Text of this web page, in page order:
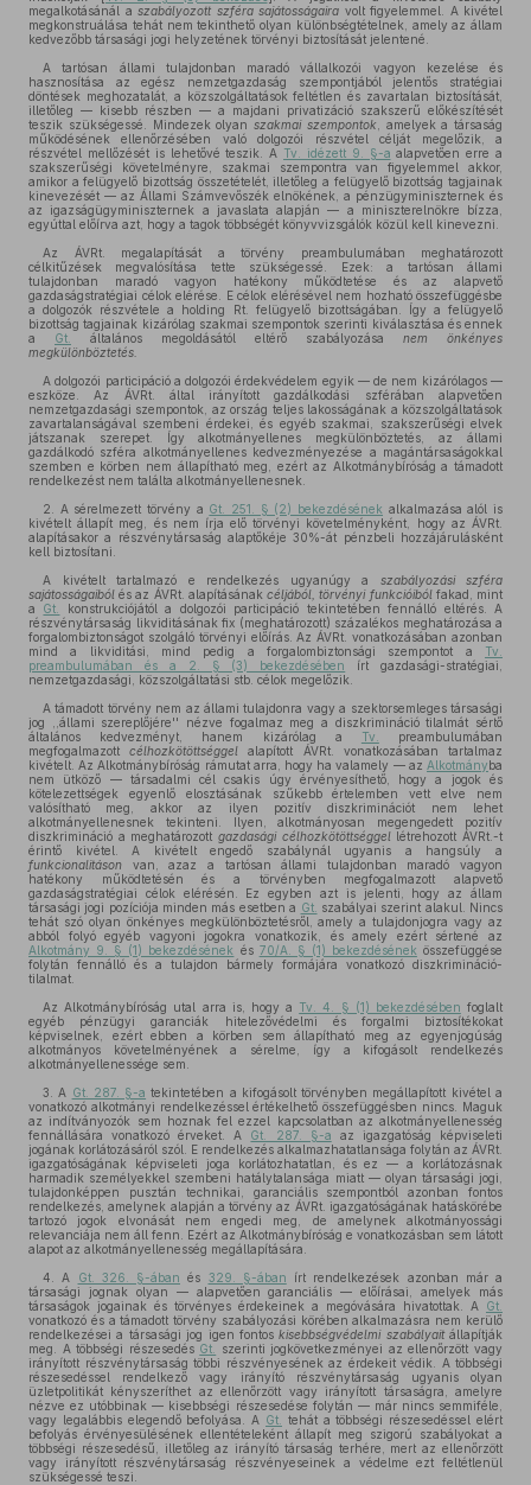
megalkotásánál a szabályozott szféra sajátosságaira volt figyelemmel. A kivétel
megkonstruálása tehát nem tekinthető olyan különbségtételnek, amely az állam
kedvezőbb társasági jogi helyzetének törvényi biztosítását jelentené.
A tartósan állami tulajdonban maradó vállalkozói vagyon kezelése és
hasznosítása az egész nemzetgazdaság szempontjából jelentős stratégiai
döntések meghozatalát, a közszolgáltatások feltétlen és zavartalan biztosítását,
illetőleg — kisebb részben — a majdani privatizáció szakszerű előkészítését
teszik szükségessé. Mindezek olyan szakmai szempontok , amelyek a társaság
működésének ellenőrzésében való dolgozói részvétel célját megelőzik, a
részvétel mellőzését is lehetővé teszik. A Tv. idézett 9. §-a alapvetően erre a
szakszerűségi követelményre, szakmai szempontra van figyelemmel akkor,
amikor a felügyelő bizottság összetételét, illetőleg a felügyelő bizottság tagjainak
kinevezését — az Állami Számvevőszék elnökének, a pénzügyminiszternek és
az igazságügyminiszternek a javaslata alapján — a miniszterelnökre bízza,
egyúttal előírva azt, hogy a tagok többségét könyvvizsgálók közül kell kinevezni.
Az ÁVRt. megalapítását a törvény preambulumában meghatározott
célkitűzések megvalósítása tette szükségessé. Ezek: a tartósan állami
tulajdonban maradó vagyon hatékony működtetése és az alapvető
gazdaságstratégiai célok elérése. E célok elérésével nem hozható összefüggésbe
a dolgozók részvétele a holding Rt. felügyelő bizottságában. Így a felügyelő
bizottság tagjainak kizárólag szakmai szempontok szerinti kiválasztása és ennek
a Gt. általános megoldásától eltérő szabályozása nem önkényes
megkülönböztetés.
A dolgozói participáció a dolgozói érdekvédelem egyik — de nem kizárólagos —
eszköze. Az ÁVRt. által irányított gazdálkodási szférában alapvetően
nemzetgazdasági szempontok, az ország teljes lakosságának a közszolgáltatások
zavartalanságával szembeni érdekei, és egyéb szakmai, szakszerűségi elvek
játszanak szerepet. Így alkotmányellenes megkülönböztetés, az állami
gazdálkodó szféra alkotmányellenes kedvezményezése a magántársaságokkal
szemben e körben nem állapítható meg, ezért az Alkotmánybíróság a támadott
rendelkezést nem találta alkotmányellenesnek.
2. A sérelmezett törvény a Gt. 251. § (2) bekezdésének alkalmazása alól is
kivételt állapít meg, és nem írja elő törvényi követelményként, hogy az ÁVRt.
alapításakor a részvénytársaság alaptőkéje 30%-át pénzbeli hozzájárulásként
kell biztosítani.
A kivételt tartalmazó e rendelkezés ugyanúgy a szabályozási szféra
sajátosságaiból és az ÁVRt. alapításánakcéljából, törvényi funkcióibólfakad, mint
a Gt.
konstrukciójától a dolgozói participáció tekintetében fennálló eltérés. A
részvénytársaság likviditásának fix (meghatározott) százalékos meghatározása a
forgalombiztonságot szolgáló törvényi előírás. Az ÁVRt. vonatkozásában azonban
mind a likviditási, mind pedig a forgalombiztonsági szempontot a Tv.
preambulumában és a 2. § (3) bekezdésében
írt gazdasági-stratégiai,
nemzetgazdasági, közszolgáltatási stb. célok megelőzik.
A támadott törvény nem az állami tulajdonra vagy a szektorsemleges társasági
jog ,,állami szereplőjére'' nézve fogalmaz meg a diszkrimináció tilalmát sértő
általános kedvezményt, hanem kizárólag a Tv.
preambulumában
megfogalmazottcélhozkötöttséggel alapított ÁVRt. vonatkozásában tartalmaz
kivételt. Az Alkotmánybíróság rámutat arra, hogy ha valamely — az Alkotmányba
nem ütköző — társadalmi cél csakis úgy érvényesíthető, hogy a jogok és
kötelezettségek egyenlő elosztásának szűkebb értelemben vett elve nem
valósítható meg, akkor az ilyen pozitív diszkriminációt nem lehet
alkotmányellenesnek tekinteni. Ilyen, alkotmányosan megengedett pozitív
diszkrimináció a meghatározott gazdasági célhozkötöttséggellétrehozott ÁVRt.-t
érintő kivétel. A kivételt engedő szabálynál ugyanis a hangsúly a
funkcionalitáson van, azaz a tartósan állami tulajdonban maradó vagyon
hatékony működtetésén és a törvényben megfogalmazott alapvető
gazdaságstratégiai célok elérésén. Ez egyben azt is jelenti, hogy az állam
társasági jogi pozíciója minden más esetben a Gt. szabályai szerint alakul. Nincs
tehát szó olyan önkényes megkülönböztetésről, amely a tulajdonjogra vagy az
abból folyó egyéb vagyoni jogokra vonatkozik, és amely ezért sértené az
Alkotmány 9. § (1) bekezdésének és 70/A. § (1) bekezdésének összefüggése
folytán fennálló és a tulajdon bármely formájára vonatkozó diszkrimináció-
tilalmat.
Az Alkotmánybíróság utal arra is, hogy a Tv. 4. § (1) bekezdésében foglalt
egyéb pénzügyi garanciák hitelezővédelmi és forgalmi biztosítékokat
képviselnek, ezért ebben a körben sem állapítható meg az egyenjogúság
alkotmányos követelményének a sérelme, így a kifogásolt rendelkezés
alkotmányellenessége sem.
3. A Gt. 287. §-a tekintetében a kifogásolt törvényben megállapított kivétel a
vonatkozó alkotmányi rendelkezéssel értékelhető összefüggésben nincs. Maguk
az indítványozók sem hoznak fel ezzel kapcsolatban az alkotmányellenesség
fennállására vonatkozó érveket. A Gt. 287. §-a az igazgatóság képviseleti
jogának korlátozásáról szól. E rendelkezés alkalmazhatatlansága folytán az ÁVRt.
igazgatóságának képviseleti joga korlátozhatatlan, és ez — a korlátozásnak
harmadik személyekkel szembeni hatálytalansága miatt — olyan társasági jogi,
tulajdonképpen pusztán technikai, garanciális szempontból azonban fontos
rendelkezés, amelynek alapján a törvény az ÁVRt. igazgatóságának hatáskörébe
tartozó jogok elvonását nem engedi meg, de amelynek alkotmányossági
relevanciája nem áll fenn. Ezért az Alkotmánybíróság e vonatkozásban sem látott
alapot az alkotmányellenesség megállapítására.
4. A
Gt. 326. §-ában és 329. §-ában írt rendelkezések azonban már a
társasági jognak olyan — alapvetően garanciális — előírásai, amelyek más
társaságok jogainak és törvényes érdekeinek a megóvására hivatottak. A Gt.
vonatkozó és a támadott törvény szabályozási körében alkalmazásra nem kerülő
rendelkezései a társasági jog igen fontoskisebbségvédelmi szabályaitállapítják
meg. A többségi részesedés Gt.
szerinti jogkövetkezményei az ellenőrzött vagy
irányított részvénytársaság többi részvényesének az érdekeit védik. A többségi
részesedéssel rendelkező vagy irányító részvénytársaság ugyanis olyan
üzletpolitikát kényszeríthet az ellenőrzött vagy irányított társaságra, amelyre
nézve ez utóbbinak — kisebbségi részesedése folytán — már nincs semmiféle,
vagy legalábbis elegendő befolyása. A Gt.
tehát a többségi részesedéssel elért
befolyás érvényesülésének ellentételeként állapít meg szigorú szabályokat a
többségi részesedésű, illetőleg az irányító társaság terhére, mert az ellenőrzött
vagy irányított részvénytársaság részvényeseinek a védelme ezt feltétlenül
szükségessé teszi.